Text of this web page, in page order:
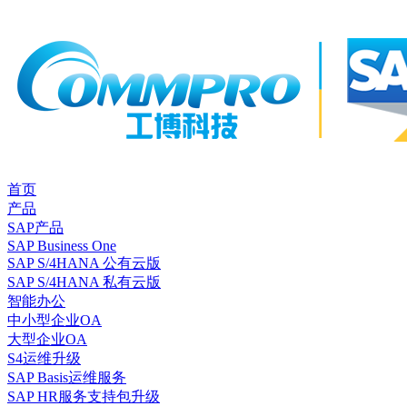
首页
产品
SAP产品
SAP Business One
SAP S/4HANA 公有云版
SAP S/4HANA 私有云版
智能办公
中小型企业OA
大型企业OA
S4运维升级
SAP Basis运维服务
SAP HR服务支持包升级